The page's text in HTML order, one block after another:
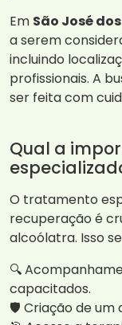
Em São José
a serem
incluindo
profissionais. A
ser feita com
Qual a
O tratamento
recuperação é
alcoólatra. Isso
🔍
capacitados.
🛡️ Criação de um